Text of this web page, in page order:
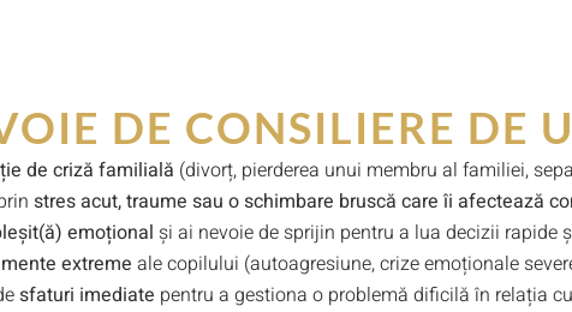
DE CONSILIERE DE
de criză familială (divorț, pierderea unui membru al familiei,
stres acut, traume sau o schimbare bruscă care îi afectează
emoțional și ai nevoie de sprijin pentru a lua decizii rapide
extreme ale copilului (autoagresiune, crize emoționale
sfaturi imediate pentru a gestiona o problemă dificilă în relația